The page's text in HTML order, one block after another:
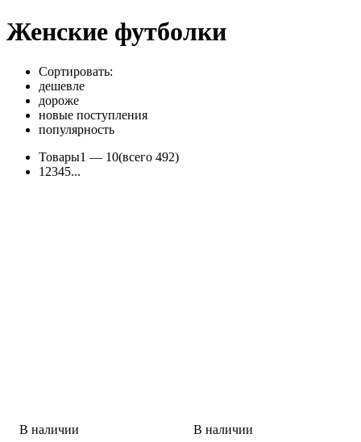
Женские футболки
Сортировать:
дешевле
дороже
новые поступления
популярность
Товары1 — 10(всего 492)
1 2345...